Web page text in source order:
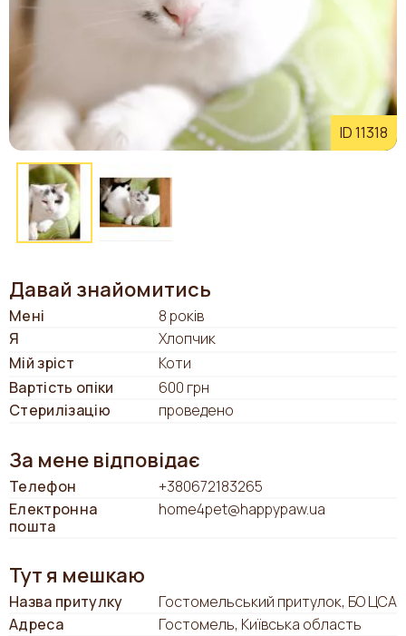
ID 11318
Давай знайомитись
Мені
8 років
Я
Хлопчик
Мій зріст
Коти
Вартість опіки
600 грн
Стерилізацію
проведено
За мене відповідає
Телефон
+380672183265
Електронна
пошта
home4pet@happypaw.ua
Тут я мешкаю
Назва притулку
Гостомельський притулок, БО ЦСА
Адреса
Гостомель, Київська область